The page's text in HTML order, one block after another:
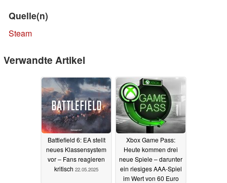
Quelle(n)
Steam
Verwandte Artikel
Battlefield 6: EA stellt
neues Klassensystem
vor – Fans reagieren
kritisch 22.05.2025
Xbox Game Pass:
Heute kommen drei
neue Spiele – darunter
ein riesiges AAA-Spiel
im Wert von 60 Euro